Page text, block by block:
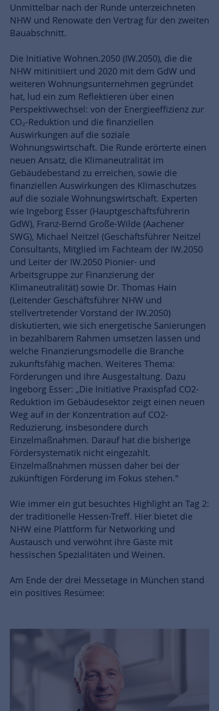
Unmittelbar nach der Runde unterzeichneten
NHW und Renowate den Vertrag für den zweiten
Bauabschnitt.
Die Initiative Wohnen.2050 (IW.2050), die die
NHW mitinitiiert und 2020 mit dem GdW und
weiteren Wohnungsunternehmen gegründet
hat, lud ein zum Reflektieren über einen
Perspektivwechsel: von der Energieeffizienz zur
CO₂-Reduktion und die finanziellen
Auswirkungen auf die soziale
Wohnungswirtschaft. Die Runde erörterte einen
neuen Ansatz, die Klimaneutralität im
Gebäudebestand zu erreichen, sowie die
finanziellen Auswirkungen des Klimaschutzes
auf die soziale Wohnungswirtschaft. Experten
wie Ingeborg Esser (Hauptgeschäftsführerin
GdW), Franz-Bernd Große-Wilde (Aachener
SWG), Michael Neitzel (Geschäftsführer Neitzel
Consultants, Mitglied im Fachteam der IW.2050
und Leiter der IW.2050 Pionier- und
Arbeitsgruppe zur Finanzierung der
Klimaneutralität) sowie Dr. Thomas Hain
(Leitender Geschäftsführer NHW und
stellvertretender Vorstand der IW.2050)
diskutierten, wie sich energetische Sanierungen
in bezahlbarem Rahmen umsetzen lassen und
welche Finanzierungsmodelle die Branche
zukunftsfähig machen. Weiteres Thema:
Förderungen und ihre Ausgestaltung. Dazu
Ingeborg Esser: „Die Initiative Praxispfad CO2-
Reduktion im Gebäudesektor zeigt einen neuen
Weg auf in der Konzentration auf CO2-
Reduzierung, insbesondere durch
Einzelmaßnahmen. Darauf hat die bisherige
Fördersystematik nicht eingezahlt.
Einzelmaßnahmen müssen daher bei der
zukünftigen Förderung im Fokus stehen."
Wie immer ein gut besuchtes Highlight an Tag 2:
der traditionelle Hessen-Treff. Hier bietet die
NHW eine Plattform für Networking und
Austausch und verwöhnt ihre Gäste mit
hessischen Spezialitäten und Weinen.
Am Ende der drei Messetage in München stand
ein positives Resümee: